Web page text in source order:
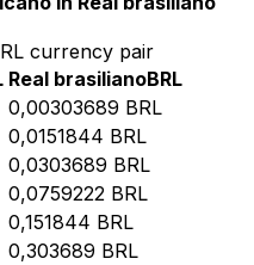
currency pair
Real brasilianoBRL
0,00303689 BRL
0,0151844 BRL
0,0303689 BRL
0,0759222 BRL
0,151844 BRL
0,303689 BRL